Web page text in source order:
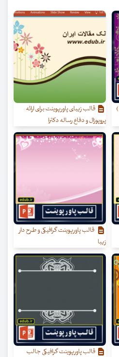
قالب زیبای پاورپوینت برای ارائه
پروپوزال و دفاع رساله دکترا
قالب پاورپوینت گرافیکی و طرح دار
زیبا
قالب پاورپوینت گرافیکی جالب